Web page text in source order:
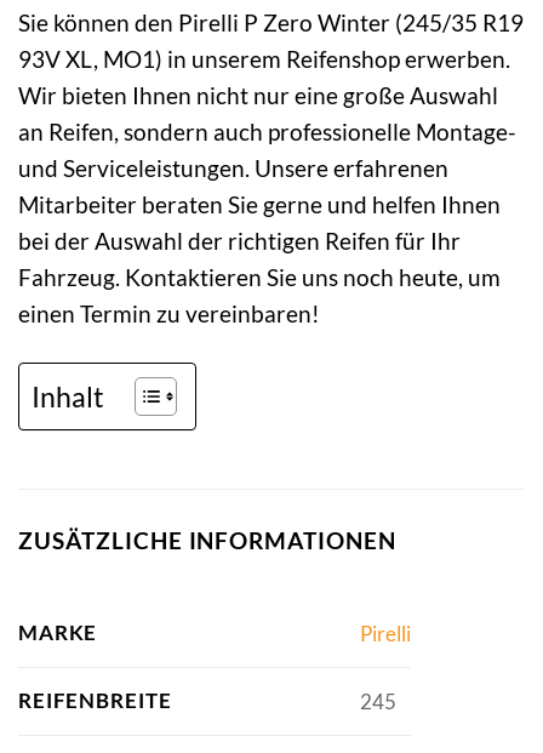
Sie können den Pirelli P Zero Winter (245/35 R19
93V XL, MO1) in unserem Reifenshop erwerben.
Wir bieten Ihnen nicht nur eine große Auswahl
an Reifen, sondern auch professionelle Montage-
und Serviceleistungen. Unsere erfahrenen
Mitarbeiter beraten Sie gerne und helfen Ihnen
bei der Auswahl der richtigen Reifen für Ihr
Fahrzeug. Kontaktieren Sie uns noch heute, um
einen Termin zu vereinbaren!
Inhalt
ZUSÄTZLICHE INFORMATIONEN
MARKE Pirelli
REIFENBREITE 245